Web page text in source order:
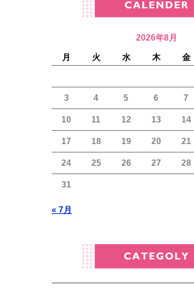
2026年8月
月
火 水 木 金
3 4 5 6 7
10 11 12 13 14
17 18 19 20 21
24 25 26 27 28
31
« 7月